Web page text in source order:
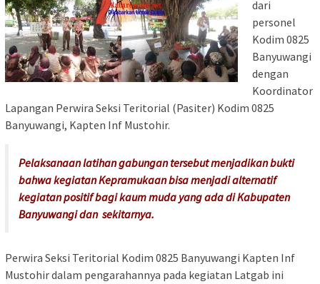
dari
personel
Kodim 0825
Banyuwangi
dengan
Koordinator
Lapangan Perwira Seksi Teritorial (Pasiter) Kodim 0825
Banyuwangi, Kapten Inf Mustohir.
Pelaksanaan latihan gabungan tersebut menjadikan bukti
bahwa kegiatan Kepramukaan bisa menjadi alternatif
kegiatan positif bagi kaum muda yang ada di Kabupaten
Banyuwangi dan sekitarnya.
Perwira Seksi Teritorial Kodim 0825 Banyuwangi Kapten Inf
Mustohir dalam pengarahannya pada kegiatan Latgab ini